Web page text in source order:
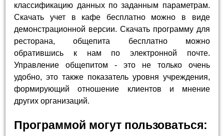
классификацию данных по заданным параметрам.
Скачать учет в кафе бесплатно можно в виде
демонстрационной версии. Скачать программу для
ресторана, общепита бесплатно можно
обратившись к нам по электронной почте.
Управление общепитом - это не только очень
удобно, это также показатель уровня учреждения,
формирующий отношение клиентов и мнение
других организаций.
Программой могут пользоваться: